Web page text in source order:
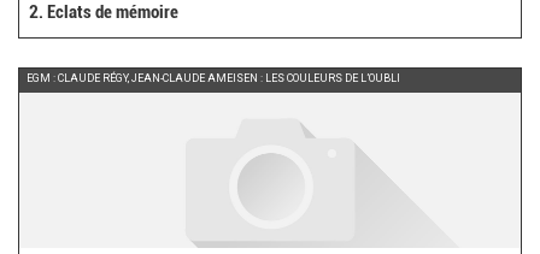
2. Eclats de mémoire
EGM : CLAUDE RÉGY, JEAN-CLAUDE AMEISEN : LES COULEURS DE L’OUBLI